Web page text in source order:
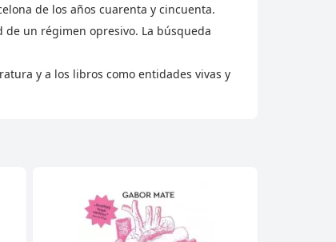
de los años cuarenta y cincuenta.
un régimen opresivo. La búsqueda
y a los libros como entidades vivas y